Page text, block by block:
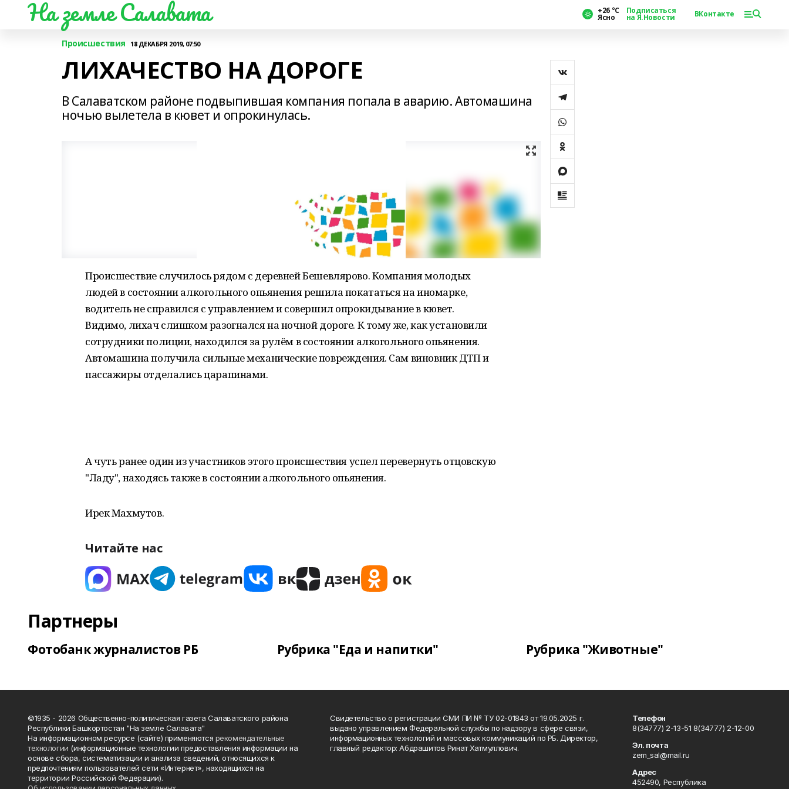
На земле Салавата +26 °С
Ясно
Подписаться
на Я.Новости ВКонтакте
Происшествия 18 ДЕКАБРЯ 2019, 07:50
ЛИХАЧЕСТВО НА ДОРОГЕ
В Салаватском районе подвыпившая компания попала в аварию. Автомашина
ночью вылетела в кювет и опрокинулась.
Происшествие случилось рядом с деревней Бешевлярово. Компания молодых
людей в состоянии алкогольного опьянения решила покататься на иномарке,
водитель не справился с управлением и совершил опрокидывание в кювет.
Видимо, лихач слишком разогнался на ночной дороге. К тому же, как установили
сотрудники полиции, находился за рулём в состоянии алкогольного опьянения.
Автомашина получила сильные механические повреждения. Сам виновник ДТП и
пассажиры отделались царапинами.
А чуть ранее один из участников этого происшествия успел перевернуть отцовскую
"Ладу", находясь также в состоянии алкогольного опьянения.
Ирек Махмутов.
Читайте нас
Партнеры
Фотобанк журналистов РБ Рубрика "Еда и напитки" Рубрика "Животные"
©1935 - 2026 Общественно-политическая газета Салаватского района
Республики Башкортостан "На земле Салавата"
На информационном ресурсе (сайте) применяются рекомендательные
технологии (информационные технологии предоставления информации на
основе сбора, систематизации и анализа сведений, относящихся к
предпочтениям пользователей сети «Интернет», находящихся на
территории Российской Федерации).
Свидетельство о регистрации СМИ ПИ № ТУ 02-01843 от 19.05.2025 г.
выдано управлением Федеральной службы по надзору в сфере связи,
информационных технологий и массовых коммуникаций по РБ. Директор,
главный редактор: Абдрашитов Ринат Хатмуллович.
Телефон
8(34777) 2-13-51 8(34777) 2-12-00
Эл. почта
zem_sal@mail.ru
Адрес
452490, Республика